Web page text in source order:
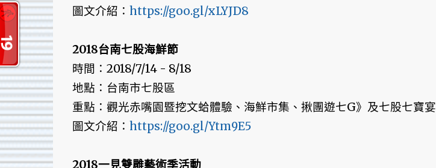
圖文介紹： https://goo.gl/xLYJD8
2018台南七股海鮮節
時間：2018/7/14 - 8/18
地點：台南市七股區
重點：觀光赤嘴園暨挖文蛤體驗、海鮮市集、揪團遊七G》及七股七寶宴
圖文介紹： https://goo.gl/Ytm9E5
2018一見雙雕藝術季活動